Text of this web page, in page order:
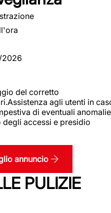
del corretto
agli utenti in
di eventuali anomalie
accessi e presidio
annuncio
PULIZIE